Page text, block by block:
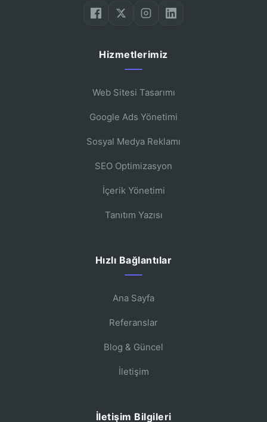
Hizmetlerimiz
Web Sitesi Tasarımı
Google Ads Yönetimi
Sosyal Medya Reklamı
SEO Optimizasyon
İçerik Yönetimi
Tanıtım Yazısı
Hızlı Bağlantılar
Ana Sayfa
Referanslar
Blog & Güncel
İletişim
İletişim Bilgileri